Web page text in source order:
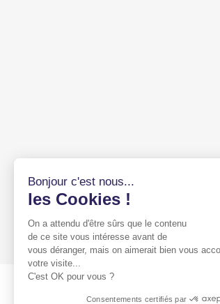
Bonjour c'est nous...
les Cookies !
On a attendu d'être sûrs que le contenu
de ce site vous intéresse avant de
vous déranger, mais on aimerait bien vous
votre visite...
C'est OK pour vous ?
Consentements certifiés par